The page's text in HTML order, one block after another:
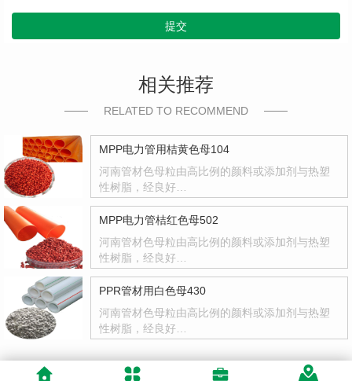
提交
相关推荐
RELATED TO RECOMMEND
MPP电力管用桔黄色母104
河南管材色母粒由高比例的颜料或添加剂与热塑
性树脂，经良好…
MPP电力管桔红色母502
河南管材色母粒由高比例的颜料或添加剂与热塑
性树脂，经良好…
PPR管材用白色母430
河南管材色母粒由高比例的颜料或添加剂与热塑
性树脂，经良好…